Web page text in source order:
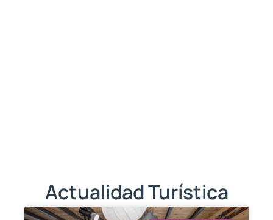
Actualidad Turística